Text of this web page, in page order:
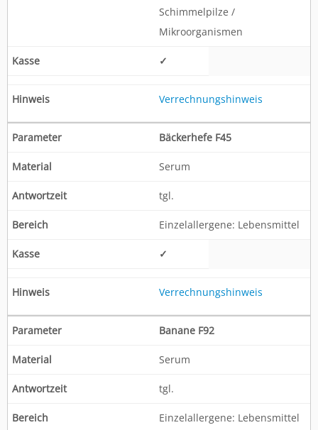
Schimmelpilze /
Mikroorganismen
✓
Verrechnungshinweis
Bäckerhefe F45
Serum
tgl.
Einzelallergene: Lebensmittel
✓
Verrechnungshinweis
Banane F92
Serum
tgl.
Einzelallergene: Lebensmittel